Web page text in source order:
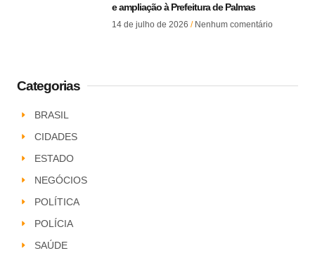
e ampliação à Prefeitura de Palmas
14 de julho de 2026 Nenhum comentário
Categorias
BRASIL
CIDADES
ESTADO
NEGÓCIOS
POLÍTICA
POLÍCIA
SAÚDE